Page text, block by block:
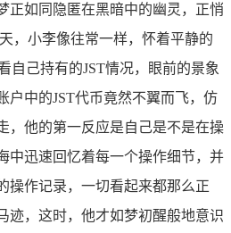
正如同隐匿在黑暗中的幽灵，正悄
，小李像往常一样，怀着平静的
自己持有的JST情况，眼前的景象
中的JST代币竟然不翼而飞，仿
，他的第一反应是自己是不是在操
中迅速回忆着每一个操作细节，并
操作记录，一切看起来都那么正
迹，这时，他才如梦初醒般地意识